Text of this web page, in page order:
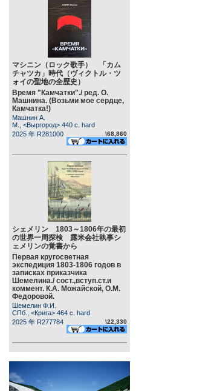
マシニン（ロック歌手） 「カム
チャツカ」時代（ヴィクトル・ツ
ォイの聖地の全歴史）
Время "Камчатки"./ ред. О.
Машнина. (Возьми мое сердце,
Камчатка!)
Машнин А.
М., <Выргород> 440 c. hard
2025 年 R281000
\68,860
シェメリン 1803～1806年の最初
の世界一周探検 露米会社執事シ
ェメリンの覚書から
Первая кругосветная
экспедиция 1803-1806 годов в
записках приказчика
Шемелина./ сост.,вступ.ст.и
коммент. К.А. Можайской, О.М.
Федоровой.
Шемелин Ф.И.
СПб., <Крига> 464 c. hard
2025 年 R277784
\22,330